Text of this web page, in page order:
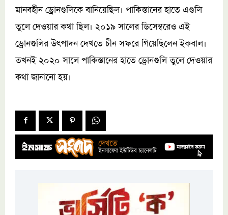
মানবহীন ড্রোনগুলিকে বানিয়েছিল। পাকিস্তানের হাতে এগুলি
তুলে দেওয়ার কথা ছিল। ২০১৯ সালের ডিসেম্বরেও এই
ড্রোনগুলির উৎপাদন দেখতে চীন সফরে গিয়েছিলেন ইকবাল।
তখনই ২০২০ সালে পাকিস্তানের হাতে ড্রোনগুলি তুলে দেওয়ার
কথা জানানো হয়।